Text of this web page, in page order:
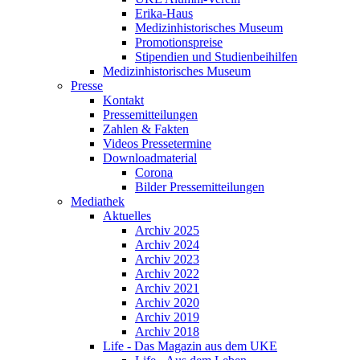
Erika-Haus
Medizinhistorisches Museum
Promotionspreise
Stipendien und Studienbeihilfen
Medizinhistorisches Museum
Presse
Kontakt
Pressemitteilungen
Zahlen & Fakten
Videos Pressetermine
Downloadmaterial
Corona
Bilder Pressemitteilungen
Mediathek
Aktuelles
Archiv 2025
Archiv 2024
Archiv 2023
Archiv 2022
Archiv 2021
Archiv 2020
Archiv 2019
Archiv 2018
Life - Das Magazin aus dem UKE